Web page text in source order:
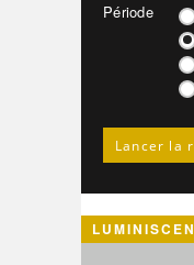
Période